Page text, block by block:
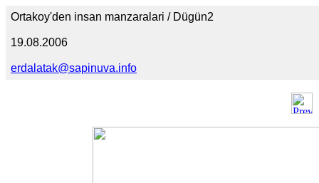
Ortakoy'den insan manzaralari / Dügün2
19.08.2006
erdalatak@sapinuva.info